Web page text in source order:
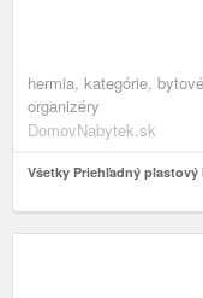
hermia, kategórie,
organizéry
DomovNabytek.sk
Všetky Priehľadný